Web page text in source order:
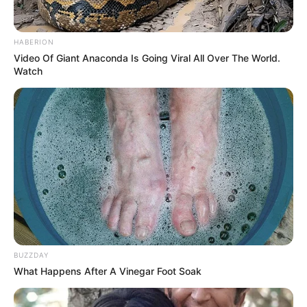
Erlebnispark-Hochseilgarten Nagold -
Hochseilgarten - Bogenschießen - Kletterwand -
Teamparcours - Ausflugsziel für Kinder und
Erwachsene. Informationen unterwww.hochseilgart
en-nagold.de
Indoor-Erlebnispark SENSAPOLIS in Sindelfingen -
Ein Freizeitparadies für Kinder und ihre Eltern ist der
am Flugfeld Böblingen liegende Erlebnispark. Hier
können die Kinder zum Beispiel im Raumschiff
Außerirdische entdecken, im Märchenschloss zum
Drachenjäger werden und einen Klettergarten
erobern. Informationen unterwww.sensapolis.de
Barfusspark Dornstetten - Eine insgesamt 2,4 km
lange Strecke, auf der man barfuss auf Holz,
Steinen, Lehm und durch Wasser gehen kann.
Informationen unterwww.barfusspark.de
Hier geht es zu weiteren
Kinderausflugszielen in Ba
HABERION
Video Of Giant Anaconda Is Going Viral All Over The World.
Watch
BUZZDAY
What Happens After A Vinegar Foot Soak